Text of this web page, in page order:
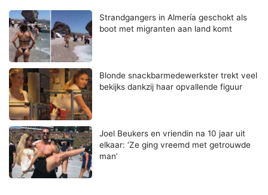
Strandgangers in Almería geschokt als
boot met migranten aan land komt
Blonde snackbarmedewerkster trekt veel
bekijks dankzij haar opvallende figuur
Joel Beukers en vriendin na 10 jaar uit
elkaar: ‘Ze ging vreemd met getrouwde
man’